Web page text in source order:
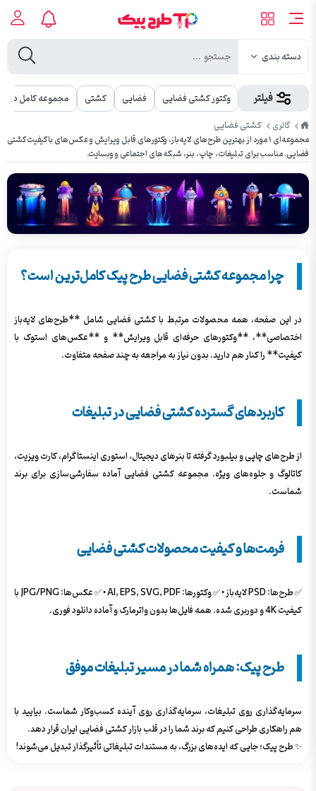
دسته بندی
فیلتر وکتور کشتی فضایی فضایی کشتی
مجموعه کامل دریا
طرح
پیک
گالری کشتی فضایی
مجموعه‌ای ۱ مورد از بهترین طرح‌های لایه‌باز، وکتورهای قابل ویرایش و عکس‌های باکیفیت کشتی
فضایی. مناسب برای تبلیغات، چاپ، بنر، شبکه‌های اجتماعی و وبسایت.
چرا مجموعه کشتی فضایی طرح پیک کامل‌ترین است؟
در این صفحه، همه محصولات مرتبط با کشتی فضایی شامل **طرح‌های لایه‌باز
اختصاصی**، **وکتورهای حرفه‌ای قابل ویرایش** و **عکس‌های استوک با
کیفیت** را کنار هم دارید. بدون نیاز به مراجعه به چند صفحه متفاوت.
کاربردهای گسترده کشتی فضایی در تبلیغات
از طرح‌های چاپی و بیلبورد گرفته تا بنرهای دیجیتال، استوری اینستاگرام، کارت ویزیت،
کاتالوگ و جلوه‌های ویژه. مجموعه کشتی فضایی آماده سفارشی‌سازی برای برند
شماست.
فرمت‌ها و کیفیت محصولات کشتی فضایی
✅ طرح‌ها: PSD لایه‌باز • ✅ وکتورها: AI, EPS, SVG, PDF • ✅ عکس‌ها: JPG/PNG با
کیفیت 4K و دوربری شده. همه فایل‌ها بدون واترمارک و آماده دانلود فوری.
طرح پیک: همراه شما در مسیر تبلیغات موفق
سرمایه‌گذاری روی تبلیغات، سرمایه‌گذاری روی آینده کسب‌وکار شماست. بیایید با
هم راهکاری طراحی کنیم که برند شما را در قلب بازار کشتی فضایی ایران قرار دهد.
✨ طرح پیک؛ جایی که ایده‌های بزرگ، به مستندات تبلیغاتی تأثیرگذار تبدیل می‌شوند!